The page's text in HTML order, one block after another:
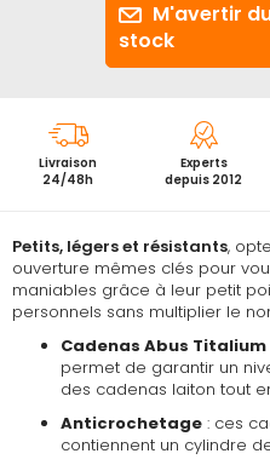
Petits, légers et résistants,
ouverture mêmes clés pour
maniables grâce à leur petit
personnels sans multiplier le
Cadenas Abus Titalium
permet de garantir un
des cadenas laiton tout
Anticrochetage : ces
contiennent un cylindre
M'avertir
stock
Livraison
24/48h
Experts
depuis 2012